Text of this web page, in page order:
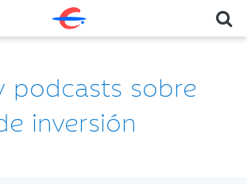
podcasts sobre
inversión